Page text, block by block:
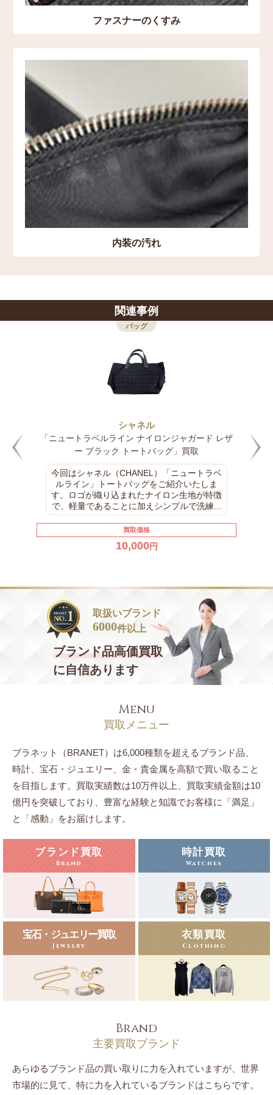
ファスナーのくすみ
内装の汚れ
関連事例
バッグ
シャネル
「ニュートラベルライン ナイロンジャガード レザ
ー ブラック トートバッグ」買取
今回はシャネル（CHANEL）「ニュートラベ
ルライン」トートバッグをご紹介いたしま
す。ロゴが織り込まれたナイロン生地が特徴
で、軽量であることに加えシンプルで洗練...
買取価格
10,000円
取扱いブランド
6000件以上
ブランド品高価買取
に自信あります
Menu
買取メニュー
ブラネット（BRANET）は6,000種類を超えるブランド品、
時計、宝石・ジュエリー、 金・貴金属を高額で買い取ること
を目指します。 買取実績数は10万件以上、買取実績金額は10
億円を突破しており、豊富な経験と知識でお客様に「満足」
と「感動」をお届けします。
ブランド買取
Brand
時計買取
Watches
宝石・ジュエリー買取
Jewelry
衣類買取
Clothing
Brand
主要買取ブランド
あらゆるブランド品の買い取りに力を入れていますが、世界
市場的に見て、特に力を入れているブランドはこちらです。